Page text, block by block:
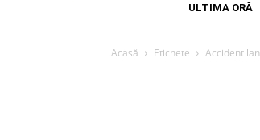
ULTIMA ORĂ
Acasă Etichete Accident